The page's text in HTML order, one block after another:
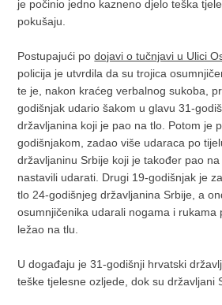
je počinio jedno kazneno djelo teška
pokušaju.
Postupajući podojavi o tučnjavi u Ulici
policija je utvrdila da su trojica
te je, nakon kraćeg verbalnog sukoba,
godišnjak udario šakom u glavu 31-
državljanina koji je pao na tlo. Potom je
godišnjakom, zadao više udaraca po
državljaninu Srbije koji je također pao
nastavili udarati. Drugi 19-godišnjak je
tlo 24-godišnjeg državljanina Srbije, a
osumnjičenika udarali nogama i rukama
ležao na tlu.
U događaju je 31-godišnji hrvatski
teške tjelesne ozljede, dok su državljani